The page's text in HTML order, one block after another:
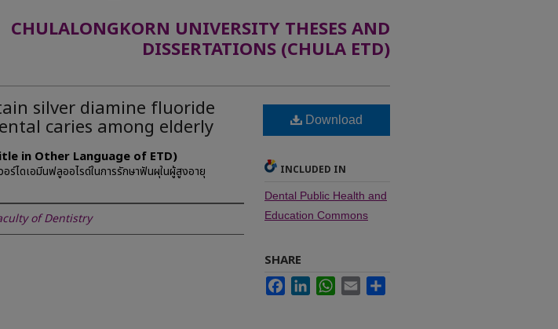
CHULALONGKORN UNIVERSITY THESES AND
DISSERTATIONS (CHULA ETD)
silver diamine fluoride
caries among elderly
in Other Language of ETD)
อร์ไดเอมีนฟลูออไรด์ในการรักษาฟันผุในผู้สูงอายุ
of Dentistry
Download
INCLUDED IN
Dental Public Health and
Education Commons
SHARE
FacebookLinkedInWhatsApp
Email